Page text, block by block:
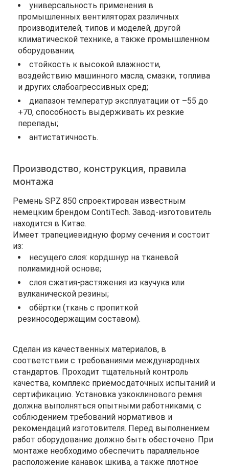
универсальность применения в
промышленных вентиляторах различных
производителей, типов и моделей, другой
климатической технике, а также промышленном
оборудовании;
стойкость к высокой влажности,
воздействию машинного масла, смазки, топлива
и других слабоагрессивных сред;
диапазон температур эксплуатации от –55 до
+70, способность выдерживать их резкие
перепады;
антистатичность.
Производство, конструкция, правила
монтажа
Ремень SPZ 850 спроектирован известным
немецким брендом ContiTech. Завод-изготовитель
находится в Китае.
Имеет трапециевидную форму сечения и состоит
из:
несущего слоя: кордшнур на тканевой
полиамидной основе;
слоя сжатия-растяжения из каучука или
вулканической резины;
обёртки (ткань с пропиткой
резиносодержащим составом).
Сделан из качественных материалов, в
соответствии с требованиями международных
стандартов. Проходит тщательный контроль
качества, комплекс приёмосдаточных испытаний и
сертификацию. Установка узкоклинового ремня
должна выполняться опытными работниками, с
соблюдением требований нормативов и
рекомендаций изготовителя. Перед выполнением
работ оборудование должно быть обесточено. При
монтаже необходимо обеспечить параллельное
расположение канавок шкива, а также плотное